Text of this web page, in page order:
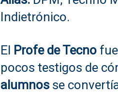
Indietrónico.
El Profe de Tecno
pocos testigos de
alumnos se